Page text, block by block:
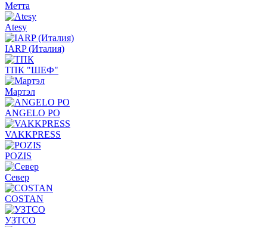
Метта
Atesy
IARP (Италия)
ТПК "ШЕФ"
Мартэл
ANGELO PO
VAKKPRESS
POZIS
Север
COSTAN
УЗТСО